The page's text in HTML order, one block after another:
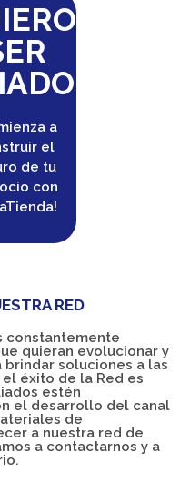
a
el
de tu
con
RED
constantemente
quieran evolucionar y
soluciones a las
éxito de la Red es
estén
el desarrollo del canal
de
a nuestra red de
a contactarnos y a